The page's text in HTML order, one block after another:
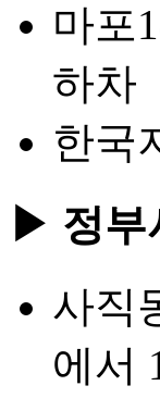
마포
하차
한국
▶ 정부
사직
에서